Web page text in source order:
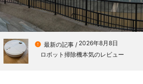
 最新の記事 / 2026年8月8日
ロボット掃除機本気のレビュー